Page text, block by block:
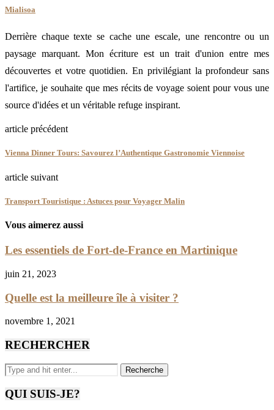
Mialisoa
Derrière chaque texte se cache une escale, une rencontre ou un
paysage marquant. Mon écriture est un trait d'union entre mes
découvertes et votre quotidien. En privilégiant la profondeur sans
l'artifice, je souhaite que mes récits de voyage soient pour vous une
source d'idées et un véritable refuge inspirant.
article précédent
Vienna Dinner Tours: Savourez l’Authentique Gastronomie Viennoise
article suivant
Transport Touristique : Astuces pour Voyager Malin
Vous aimerez aussi
Les essentiels de Fort-de-France en Martinique
juin 21, 2023
Quelle est la meilleure île à visiter ?
novembre 1, 2021
RECHERCHER
QUI SUIS-JE?